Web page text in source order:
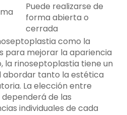
Puede realizarse de
forma abierta o
cerrada
como la
para mejorar la apariencia
la rinoseptoplastia tiene un
abordar tanto la estética
La elección entre
de las
individuales de cada